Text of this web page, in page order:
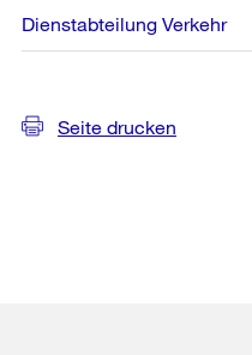
Dienstabteilung Verkehr
Seite drucken